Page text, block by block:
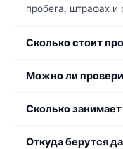
пробега, штрафах и
Сколько стоит
Можно ли
Сколько
Откуда берутся